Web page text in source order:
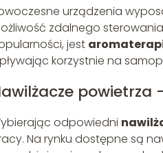
urządzenia
zdalnego
jest
korzystnie na
powietrza
odpowiedni
Na rynku dostępne są